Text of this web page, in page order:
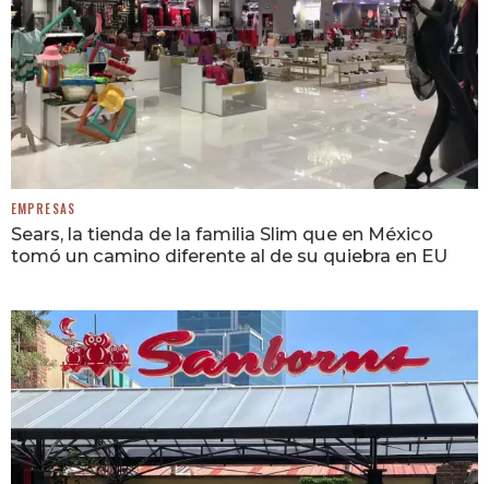
EMPRESAS
Sears, la tienda de la familia Slim que en México
tomó un camino diferente al de su quiebra en EU